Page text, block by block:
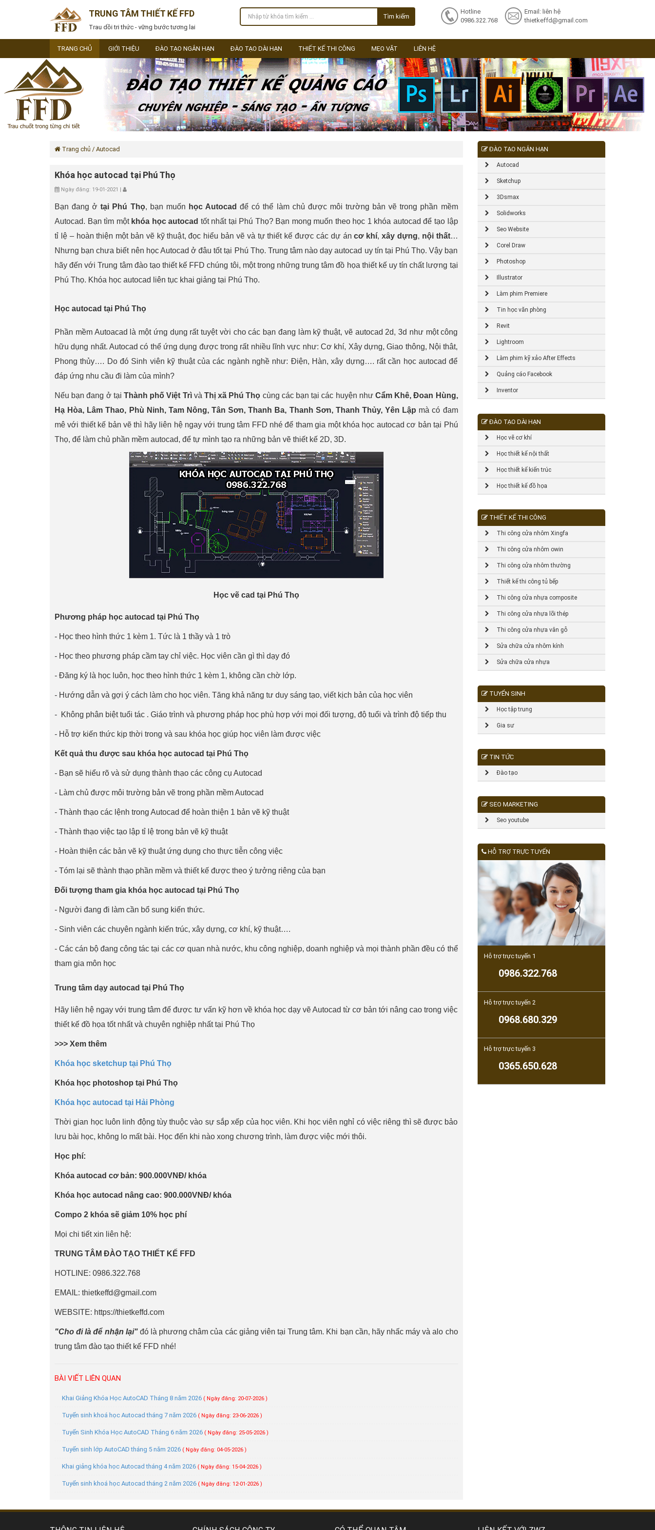
TRUNG TÂM THIẾT KẾ FFD
Trau dồi tri thức - vững bước tương lai
Tìm kiếm
Email: liên hệ
thietkeffd@gmail.com
Hotline
0986.322.768
TRANG CHỦ GIỚI THIỆU ĐÀO TẠO NGẮN HẠN ĐÀO TẠO DÀI HẠN THIẾT KẾ THI CÔNG MẸO VẶT LIÊN HỆ
Trang chủ / Autocad
Khóa học autocad tại Phú Thọ
Ngày đăng: 19-01-2021 |
Bạn đang ởtại Phú Thọ, bạn muốn học Autocad để có thể làm chủ được môi trường bản vẽ trong phần mềm
Autocad. Bạn tìm một khóa học autocad tốt nhất tại Phú Thọ? Bạn mong muốn theo học 1 khóa autocad để tạo lập
tỉ lệ – hoàn thiện một bản vẽ kỹ thuật, đọc hiểu bản vẽ và tự thiết kế được các dự áncơ khí,xây dựng, nội thất…
Nhưng bạn chưa biết nên học Autocad ở đâu tốt tại Phú Thọ. Trung tâm nào dạy autocad uy tín tại Phú Thọ. Vậy bạn
hãy đến với Trung tâm đào tạo thiết kế FFD chúng tôi, một trong những trung tâm đồ họa thiết kế uy tín chất lượng tại
Phú Thọ. Khóa học autocad liên tục khai giảng tại Phú Thọ.
Học autocad tại Phú Thọ
Phần mềm Autoacad là một ứng dụng rất tuyệt vời cho các bạn đang làm kỹ thuật, vẽ autocad 2d, 3d như một công
hữu dụng nhất. Autocad có thể ứng dụng được trong rất nhiều lĩnh vực như: Cơ khí, Xây dựng, Giao thông, Nội thât,
Phong thủy…. Do đó Sinh viên kỹ thuật của các ngành nghề như: Điện, Hàn, xây dựng…. rất cần học autocad để
đáp ứng nhu cầu đi làm của mình?
Nếu bạn đang ở tại Thành phố Việt Trìvà Thị xã Phú Thọ cùng các bạn tại các huyện như Cẩm Khê, Đoan Hùng,
Hạ Hòa, Lâm Thao, Phù Ninh, Tam Nông, Tân Sơn, Thanh Ba, Thanh Sơn, Thanh Thủy, Yên Lập mà có đam
mê với thiết kế bản vẽ thì hãy liên hệ ngay với trung tâm FFD nhé để tham gia một khóa học autocad cơ bản tại Phú
Thọ, để làm chủ phần mềm autocad, để tự mình tạo ra những bản vẽ thiết kế 2D, 3D.
Học vẽ cad tại Phú Thọ
Phương pháp học autocad tại Phú Thọ
- Học theo hình thức 1 kèm 1. Tức là 1 thầy và 1 trò
- Học theo phương pháp cầm tay chỉ việc. Học viên cần gì thì dạy đó
- Đăng ký là học luôn, học theo hình thức 1 kèm 1, không cần chờ lớp.
- Hướng dẫn và gợi ý cách làm cho học viên. Tăng khả năng tư duy sáng tạo, viết kịch bản của học viên
- Không phân biệt tuổi tác . Giáo trình và phương pháp học phù hợp với mọi đối tượng, độ tuổi và trình độ tiếp thu
- Hỗ trợ kiến thức kịp thời trong và sau khóa học giúp học viên làm được việc
Kết quả thu được sau khóa học autocad tại Phú Thọ
- Bạn sẽ hiểu rõ và sử dụng thành thạo các công cụ Autocad
- Làm chủ được môi trường bản vẽ trong phần mềm Autocad
- Thành thạo các lệnh trong Autocad để hoàn thiện 1 bản vẽ kỹ thuật
- Thành thạo việc tạo lập tỉ lệ trong bản vẽ kỹ thuật
- Hoàn thiện các bản vẽ kỹ thuật ứng dụng cho thực tiễn công việc
- Tóm lại sẽ thành thạo phần mềm và thiết kế được theo ý tưởng riêng của bạn
Đối tượng tham gia khóa học autocad tại Phú Thọ
- Người đang đi làm cần bổ sung kiến thức.
- Sinh viên các chuyên ngành kiến trúc, xây dựng, cơ khí, kỹ thuật….
- Các cán bộ đang công tác tại các cơ quan nhà nước, khu công nghiệp, doanh nghiệp và mọi thành phần đều có thể
tham gia môn học
Trung tâm dạy autocad tại Phú Thọ
Hãy liên hệ ngay với trung tâm để được tư vấn kỹ hơn về khóa học dạy vẽ Autocad từ cơ bản tới nâng cao trong việc
thiết kế đồ họa tốt nhất và chuyên nghiệp nhất tại Phú Thọ
>>> Xem thêm
Khóa học sketchup tại Phú Thọ
Khóa học photoshop tại Phú Thọ
Khóa học autocad tại Hải Phòng
Thời gian học luôn linh động tùy thuộc vào sự sắp xếp của học viên. Khi học viên nghỉ có việc riêng thì sẽ được bảo
lưu bài học, không lo mất bài. Học đến khi nào xong chương trình, làm được việc mới thôi.
Học phí:
Khóa autocad cơ bản: 900.000VNĐ/ khóa
Khóa học autocad nâng cao: 900.000VNĐ/ khóa
Compo 2 khóa sẽ giảm 10% học phí
Mọi chi tiết xin liên hệ:
TRUNG TÂM ĐÀO TẠO THIẾT KẾ FFD
HOTLINE: 0986.322.768
EMAIL: thietkeffd@gmail.com
WEBSITE: https://thietkeffd.com
"Cho đi là để nhận lại"đó là phương châm của các giảng viên tại Trung tâm. Khi bạn cần, hãy nhấc máy và alo cho
trung tâm đào tạo thiết kế FFD nhé!
BÀI VIẾT LIÊN QUAN
Khai Giảng Khóa Học AutoCAD Tháng 8 năm 2026 ( Ngày đăng: 20-07-2026 )
Tuyển sinh khoá học Autocad tháng 7 năm 2026 ( Ngày đăng: 23-06-2026 )
Tuyển Sinh Khóa Học AutoCAD Tháng 6 năm 2026 ( Ngày đăng: 25-05-2026 )
Tuyển sinh lớp AutoCAD tháng 5 năm 2026 ( Ngày đăng: 04-05-2026 )
Khai giảng khóa học Autocad tháng 4 năm 2026 ( Ngày đăng: 15-04-2026 )
Tuyển sinh khoá học Autocad tháng 2 năm 2026 ( Ngày đăng: 12-01-2026 )
ĐÀO TẠO NGẮN HẠN
Autocad
Sketchup
3Dsmax
Solidworks
Seo Website
Corel Draw
Photoshop
Illustrator
Làm phim Premiere
Tin học văn phòng
Revit
Lightroom
Làm phim kỹ xảo After Effects
Quảng cáo Facebook
Inventor
ĐÀO TẠO DÀI HẠN
Học vẽ cơ khí
Học thiết kế nội thất
Học thiết kế kiến trúc
Học thiết kế đồ họa
THIẾT KẾ THI CÔNG
Thi công cửa nhôm Xingfa
Thi công cửa nhôm owin
Thi công cửa nhôm thường
Thiết kế thi công tủ bếp
Thi công cửa nhựa composite
Thi công cửa nhựa lõi thép
Thi công cửa nhựa vân gỗ
Sửa chữa cửa nhôm kính
Sửa chữa cửa nhựa
TUYỂN SINH
Học tập trung
Gia sư
TIN TỨC
Đào tạo
SEO MARKETING
Seo youtube
HỖ TRỢ TRỰC TUYẾN
Hỗ trợ trực tuyến 1
0986.322.768
Hỗ trợ trực tuyến 2
0968.680.329
Hỗ trợ trực tuyến 3
0365.650.628